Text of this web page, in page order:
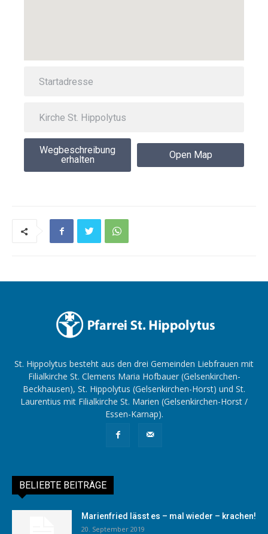
Wegbeschreibung
erhalten
Open Map
St. Hippolytus besteht aus den drei Gemeinden Liebfrauen mit
Filialkirche St. Clemens Maria Hofbauer (Gelsenkirchen-
Beckhausen), St. Hippolytus (Gelsenkirchen-Horst) und St.
Laurentius mit Filialkirche St. Marien (Gelsenkirchen-Horst /
Essen-Karnap).
BELIEBTE BEITRÄGE
Marienfried lässt es – mal wieder – krachen!
20. September 2019